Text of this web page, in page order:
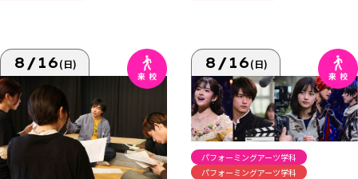
8/16(日) 8/16(日)
パフォーミングアーツ学科
パフォーミングアーツ学科